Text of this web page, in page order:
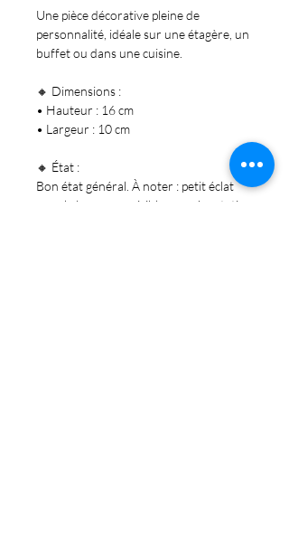
Une pièce décorative pleine de
personnalité, idéale sur une étagère, un
buffet ou dans une cuisine.
🔸 Dimensions :
• Hauteur : 16 cm
• Largeur : 10 cm
🔸 État :
Bon état général. À noter : petit éclat
sous la base
, non visible en présentation